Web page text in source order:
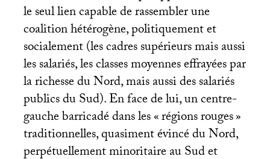
le seul lien capable de rassembler une
coalition hétérogène, politiquement et
socialement (les cadres supérieurs mais aussi
les salariés, les classes moyennes effrayées par
la richesse du Nord, mais aussi des salariés
publics du Sud). En face de lui, un centre-
gauche barricadé dans les «régions rouges»
traditionnelles, quasiment évincé du Nord,
perpétuellement minoritaire au Sud et